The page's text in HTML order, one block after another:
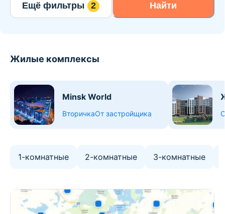
Ещё фильтры 2 Найти
Жилые комплексы
Minsk World
ВторичкаОт застройщика
1-комнатные 2-комнатные 3-комнатные